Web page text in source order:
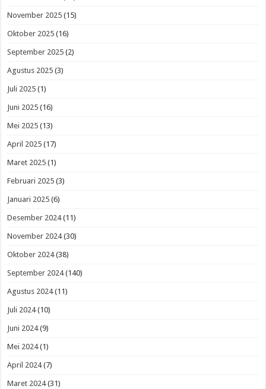
November 2025 (15)
Oktober 2025 (16)
September 2025 (2)
Agustus 2025 (3)
Juli 2025 (1)
Juni 2025 (16)
Mei 2025 (13)
April 2025 (17)
Maret 2025 (1)
Februari 2025 (3)
Januari 2025 (6)
Desember 2024(11)
November 2024(30)
Oktober 2024(38)
September 2024(140)
Agustus 2024(11)
Juli 2024(10)
Juni 2024(9)
Mei 2024(1)
April 2024(7)
Maret 2024(31)